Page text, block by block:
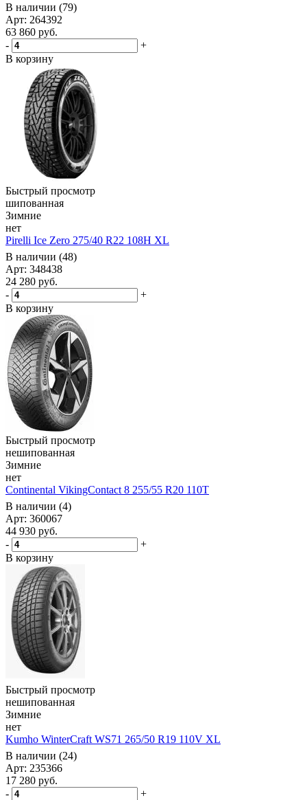
В наличии (79)
Арт: 264392
63 860 руб.
-
+
В корзину
Быстрый просмотр
шипованная
Зимние
нет
Pirelli Ice Zero 275/40 R22 108H XL
В наличии (48)
Арт: 348438
24 280 руб.
-
+
В корзину
Быстрый просмотр
нешипованная
Зимние
нет
Continental VikingContact 8 255/55 R20 110T
В наличии (4)
Арт: 360067
44 930 руб.
-
+
В корзину
Быстрый просмотр
нешипованная
Зимние
нет
Kumho WinterCraft WS71 265/50 R19 110V XL
В наличии (24)
Арт: 235366
17 280 руб.
-
+